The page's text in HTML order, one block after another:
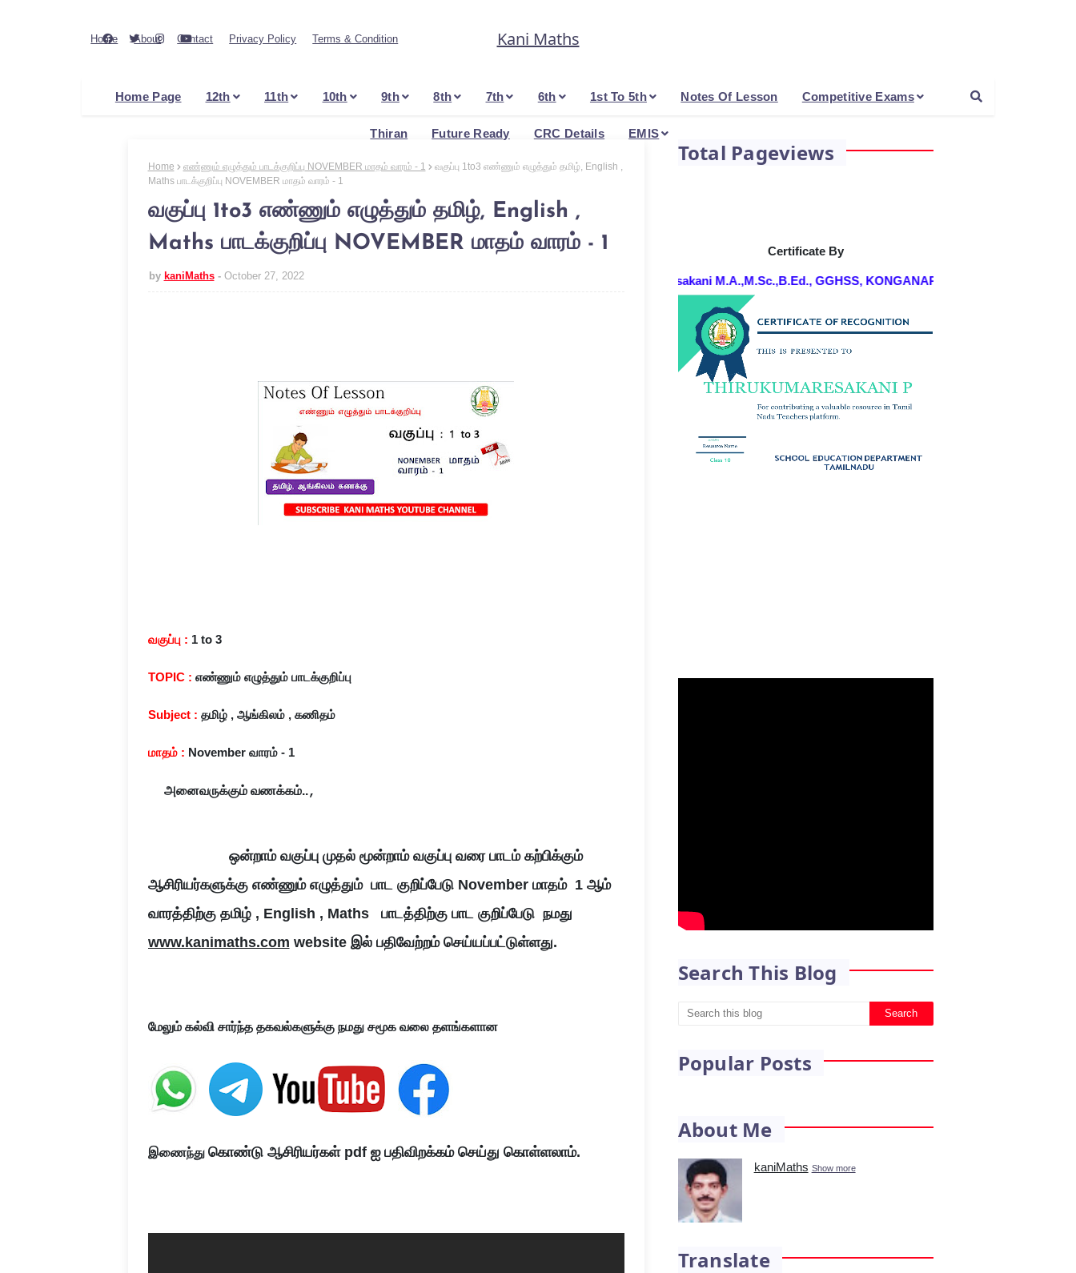
Home About Contact Privacy Policy Terms & Condition Kani Maths
Home Page 12th 11th 10th 9th 8th 7th 6th 1st To 5th Notes Of Lesson Competitive Exams
Thiran Future Ready CRC Details EMIS
Home எண்ணும் எழுத்தும் பாடக்குறிப்பு NOVEMBER மாதம் வாரம் - 1
வகுப்பு 1to3 எண்ணும் எழுத்தும் தமிழ், English ,
Maths பாடக்குறிப்பு NOVEMBER மாதம் வாரம் - 1
வகுப்பு 1to3 எண்ணும் எழுத்தும் தமிழ், English ,
Maths பாடக்குறிப்பு NOVEMBER மாதம் வாரம் - 1
by kaniMaths October 27, 2022
வகுப்பு : 1 to 3
TOPIC : எண்ணும் எழுத்தும் பாடக்குறிப்பு
Subject : தமிழ் , ஆங்கிலம் , கணிதம்
மாதம் : November வாரம் - 1
அனைவருக்கும் வணக்கம்..,
ஒன்றாம் வகுப்பு முதல் மூன்றாம் வகுப்பு வரை பாடம் கற்பிக்கும்
ஆசிரியர்களுக்கு எண்ணும் எழுத்தும் பாட குறிப்பேடு November மாதம் 1 ஆம்
வாரத்திற்கு தமிழ் , English , Maths பாடத்திற்கு பாட குறிப்பேடு நமது
www.kanimaths.com website இல் பதிவேற்றம் செய்யப்பட்டுள்ளது.
மேலும் கல்வி சார்ந்த தகவல்களுக்கு நமது சமூக வலை தளங்களான
இணைந்து கொண்டு ஆசிரியர்கள் pdf ஐ பதிவிறக்கம் செய்து கொள்ளலாம்.
Total Pageviews
Certificate By
Certificates By : P.Thirukumaresakani M.A.,M.Sc.,B.Ed., GGHSS, KONGANAPURAM, SALEM DT.
Search This Blog
Popular Posts
About Me
kaniMaths Show more
Translate